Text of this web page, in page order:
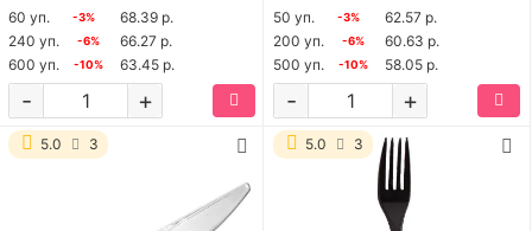
60 уп.
-3%
68.39 р.
240 уп.
-6%
66.27 р.
600 уп.
-10% 63.45 р.
+
-
50 уп.
-3%
62.57 р.
200 уп.
-6%
60.63 р.
500 уп.
-10% 58.05 р.
+
-
5.0 3 5.0 3